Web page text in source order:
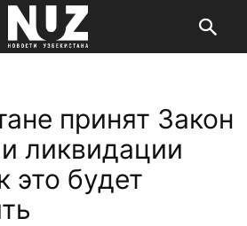
принят Закон
ликвидации
это будет